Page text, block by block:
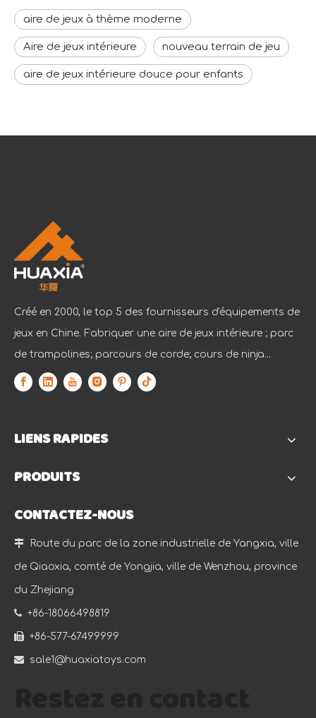
aire de jeux à thème moderne
Aire de jeux intérieure nouveau terrain de jeu
aire de jeux intérieure douce pour enfants
Créé en 2000, le top 5 des fournisseurs d'équipements de
jeux en Chine. Fabriquer une aire de jeux intérieure ; parc
de trampolines; parcours de corde; cours de ninja...
LIENS RAPIDES
PRODUITS
CONTACTEZ-NOUS
 Route du parc de la zone industrielle de Yangxia, ville
de Qiaoxia, comté de Yongjia, ville de Wenzhou, province
du Zhejiang
 +86-18066498819
 +86-577-67499999
 sale1@huaxiatoys.com